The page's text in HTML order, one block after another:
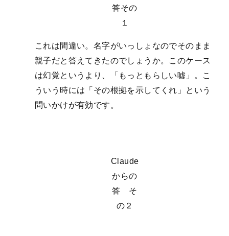
答その
１
これは間違い。名字がいっしょなのでそのまま
親子だと答えてきたのでしょうか。このケース
は幻覚というより、「もっともらしい嘘」。こ
ういう時には「その根拠を示してくれ」という
問いかけが有効です。
Claude
からの
答 そ
の２